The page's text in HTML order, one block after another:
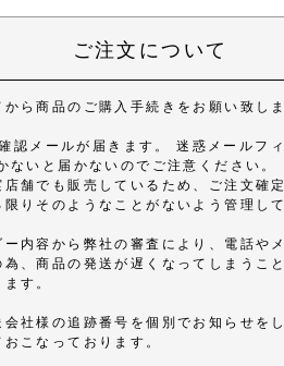
ご注文について
ら商品のご購入手続きをお願い致しま
ールが届きます。 迷惑メールフィ
いと届かないのでご注意ください。
舗でも販売しているため、ご注文確
りそのようなことがないよう管理し
内容から弊社の審査により、電話や
、商品の発送が遅くなってしまうこ
す。
社様の追跡番号を個別でお知らせを
こなっております。